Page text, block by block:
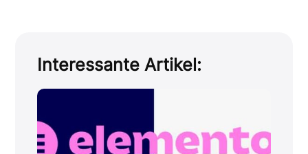
Interessante Artikel: